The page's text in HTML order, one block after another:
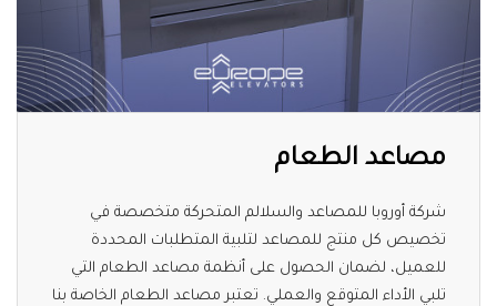
مصاعد الطعام
شركة أوروبا للمصاعد والسلالم المتحركة متخصصة في
تخصيص كل منتج للمصاعد لتلبية المتطلبات المحددة
للعميل، لضمان الحصول على أنظمة مصاعد الطعام التي
تلبي الأداء المتوقع والعملي. تعتبر مصاعد الطعام الخاصة بنا